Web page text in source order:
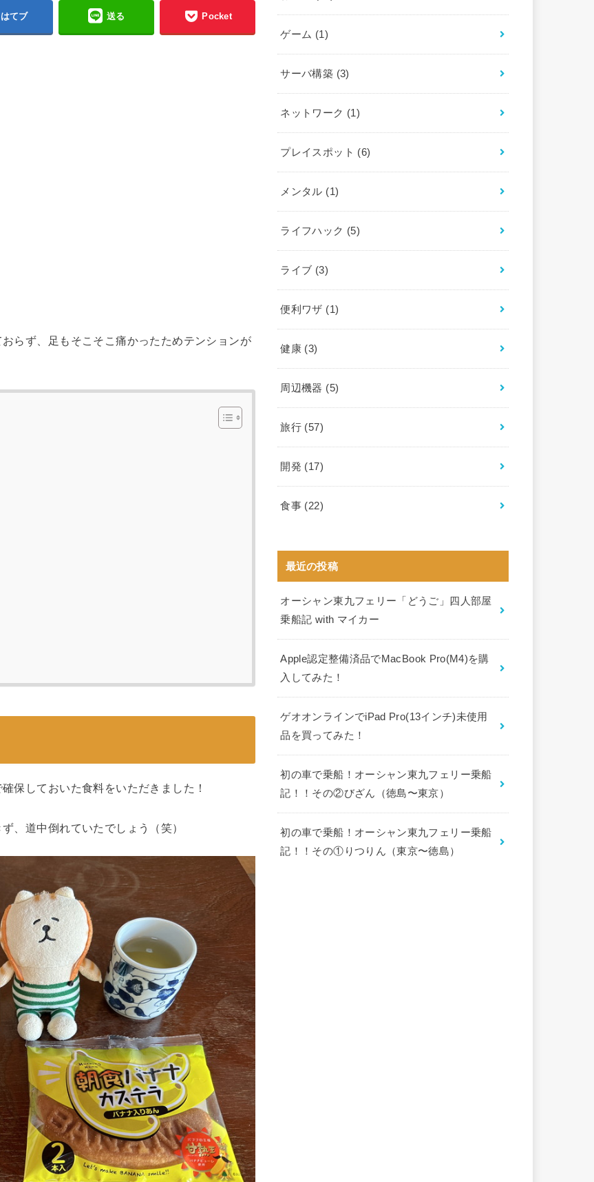
はてブ 送る Pocket
らず、足もそこそこ痛かったためテンションが
保しておいた食料をいただきました！
、道中倒れていたでしょう（笑）
ゲーム (1)
サーバ構築 (3)
ネットワーク (1)
プレイスポット (6)
メンタル (1)
ライフハック (5)
ライブ (3)
便利ワザ (1)
健康 (3)
周辺機器 (5)
旅行 (57)
開発 (17)
食事 (22)
最近の投稿
オーシャン東九フェリー「どうご」四人部屋
乗船記 with マイカー
Apple認定整備済品でMacBook Pro(M4)を購
入してみた！
ゲオオンラインでiPad Pro(13インチ)未使用
品を買ってみた！
初の車で乗船！オーシャン東九フェリー乗船
記！！その②びざん（徳島〜東京）
初の車で乗船！オーシャン東九フェリー乗船
記！！その①りつりん（東京〜徳島）